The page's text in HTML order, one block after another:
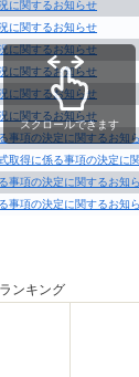
に関するお知らせ
に関するお知らせ
に関するお知らせ
に関するお知らせ
に関するお知らせ
に関するお知らせ
事項の決定に関するお知
取得に係る事項の決定に
事項の決定に関するお知
事項の決定に関するお知
スクロールできます
ンキング